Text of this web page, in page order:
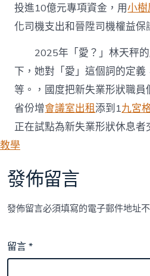
投進10億元專項資金，用小樹
化司機支出和晉陞司機權益保
2025年「愛？」林天秤
下，她對「愛」這個詞的定
等。，國度把新失業形狀職
省份增會議室出租添到1九宮
正在試點為新失業形狀休息者
教學
發佈留言
發佈留言必須填寫的電子郵件地址
留言*